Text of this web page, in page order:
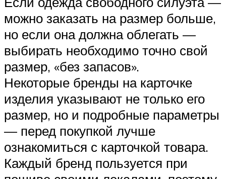
можно заказать на размер больше,
но если она должна облегать —
выбирать необходимо точно свой
размер, «без запасов».
Некоторые бренды на карточке
изделия указывают не только его
размер, но и подробные параметры
— перед покупкой лучше
ознакомиться с карточкой товара.
Каждый бренд пользуется при